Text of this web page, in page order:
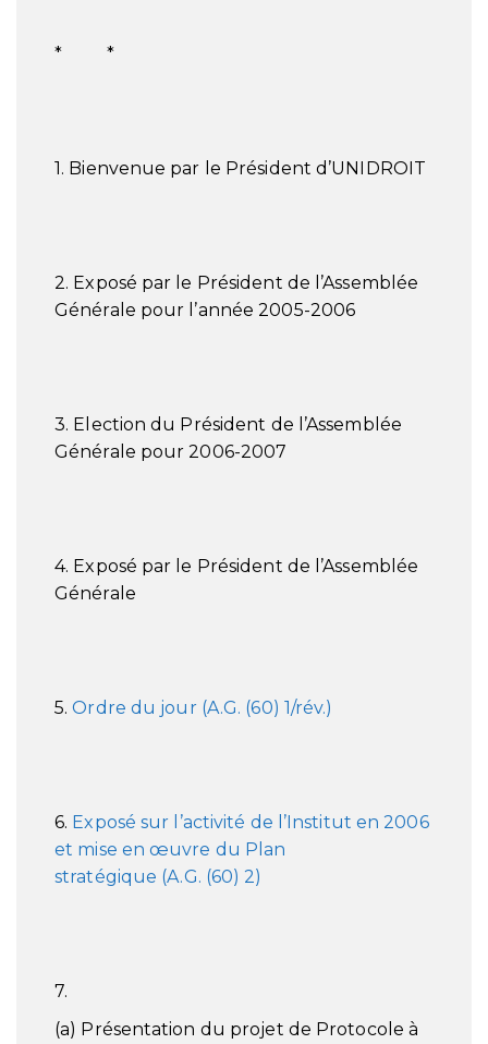
* *
1. Bienvenue par le Président d’UNIDROIT
2. Exposé par le Président de l’Assemblée
Générale pour l’année 2005-2006
3. Election du Président de l’Assemblée
Générale pour 2006-2007
4. Exposé par le Président de l’Assemblée
Générale
5.Ordre du jour (A.G. (60) 1/rév.)
6. Exposé sur l’activité de l’Institut en 2006
et mise en œuvre du Plan
stratégique (A.G. (60) 2)
7.
(a) Présentation du projet de Protocole à